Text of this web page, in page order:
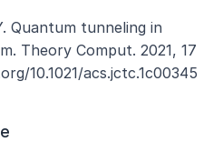
Quantum tunneling in
Theory Comput. 2021, 17
10.1021/acs.jctc.1c00345